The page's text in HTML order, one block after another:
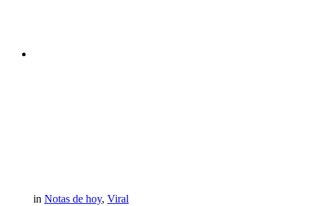
in Notas de hoy, Viral